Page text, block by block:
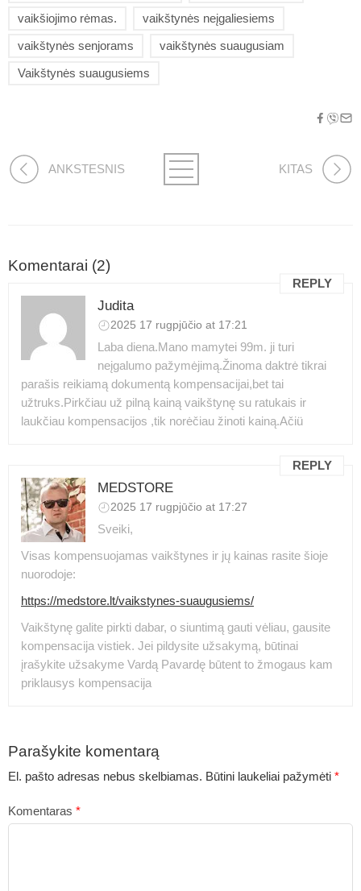
vaikšiojimo rėmas. vaikštynės neįgaliesiems
vaikštynės senjorams vaikštynės suaugusiam
Vaikštynės suaugusiems
ANKSTESNIS KITAS
Komentarai (2)
Judita
2025 17 rugpjūčio at 17:21
REPLY
Laba diena.Mano mamytei 99m. ji turi
neįgalumo pažymėjimą.Žinoma daktrė tikrai
parašis reikiamą dokumentą kompensacijai,bet tai
užtruks.Pirkčiau už pilną kainą vaikštynę su ratukais ir
laukčiau kompensacijos ,tik norėčiau žinoti kainą.Ačiü
MEDSTORE
2025 17 rugpjūčio at 17:27
REPLY
Sveiki,
Visas kompensuojamas vaikštynes ir jų kainas rasite šioje
nuorodoje:
https://medstore.lt/vaikstynes-suaugusiems/
Vaikštynę galite pirkti dabar, o siuntimą gauti vėliau, gausite
kompensacija vistiek. Jei pildysite užsakymą, būtinai
įrašykite užsakyme Vardą Pavardę būtent to žmogaus kam
priklausys kompensacija
Parašykite komentarą
El. pašto adresas nebus skelbiamas. Būtini laukeliai pažymėti *
Komentaras *